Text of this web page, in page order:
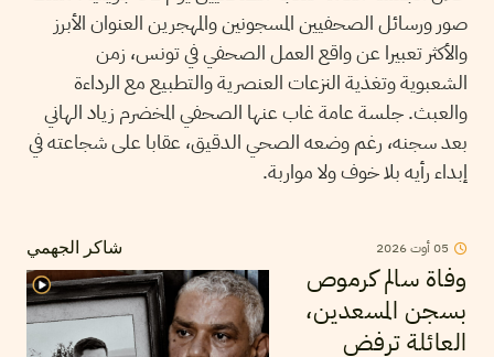
صور ورسائل الصحفيين المسجونين والمهجرين العنوان الأبرز
والأكثر تعبيرا عن واقع العمل الصحفي في تونس، زمن
الشعبوية وتغذية النزعات العنصرية والتطبيع مع الرداءة
والعبث. جلسة عامة غاب عنها الصحفي المخضرم زياد الهاني
بعد سجنه، رغم وضعه الصحي الدقيق، عقابا على شجاعته في
إبداء رأيه بلا خوف ولا مواربة.
شاكر الجهمي 05أوت2026
وفاة سالم كرموص
بسجن المسعدين،
العائلة ترفض